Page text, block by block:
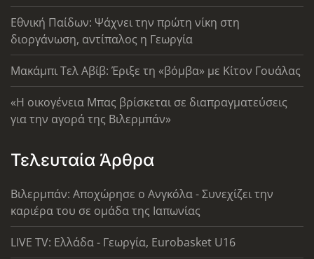
Εθνική Παίδων: Ψάχνει την πρώτη νίκη στη
διοργάνωση, αντίπαλος η Γεωργία
Μακάμπι Τελ Αβίβ: Έριξε τη «βόμβα» με Κίτον Γουάλας
«Η οικογένεια Μπας βρίσκεται σε διαπραγματεύσεις
για την αγορά της Βιλερμπάν»
Τελευταία Άρθρα
Βιλερμπάν: Αποχώρησε ο Ανγκόλα - Συνεχίζει την
καριέρα του σε ομάδα της Ιαπωνίας
LIVE TV: Ελλάδα - Γεωργία, Eurobasket U16